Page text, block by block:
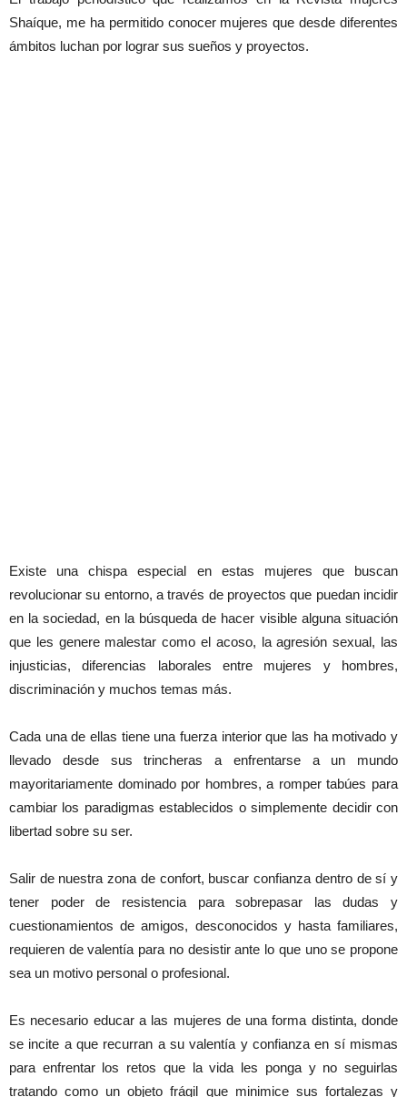
Shaíque, me ha permitido conocer mujeres que desde diferentes
ámbitos luchan por lograr sus sueños y proyectos.
Existe una chispa especial en estas mujeres que buscan
revolucionar su entorno, a través de proyectos que puedan incidir
en la sociedad, en la búsqueda de hacer visible alguna situación
que les genere malestar como el acoso, la agresión sexual, las
injusticias, diferencias laborales entre mujeres y hombres,
discriminación y muchos temas más.
Cada una de ellas tiene una fuerza interior que las ha motivado y
llevado desde sus trincheras a enfrentarse a un mundo
mayoritariamente dominado por hombres, a romper tabúes para
cambiar los paradigmas establecidos o simplemente decidir con
libertad sobre su ser.
Salir de nuestra zona de confort, buscar confianza dentro de sí y
tener poder de resistencia para sobrepasar las dudas y
cuestionamientos de amigos, desconocidos y hasta familiares,
requieren de valentía para no desistir ante lo que uno se propone
sea un motivo personal o profesional.
Es necesario educar a las mujeres de una forma distinta, donde
se incite a que recurran a su valentía y confianza en sí mismas
para enfrentar los retos que la vida les ponga y no seguirlas
tratando como un objeto frágil que minimice sus fortalezas y